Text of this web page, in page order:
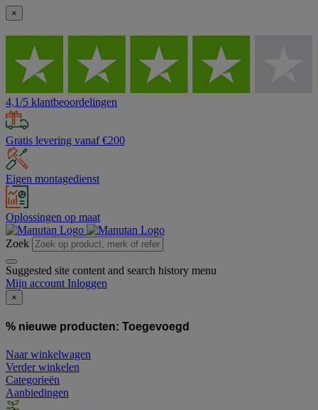
×
4,1/5 klantbeoordelingen
Gratis levering vanaf €200
Eigen montagedienst
Oplossingen op maat
Zoek
Suggested site content and search history menu
Mijn account Inloggen
×
% nieuwe producten: Toegevoegd
Naar winkelwagen
Verder winkelen
Categorieën
Aanbiedingen